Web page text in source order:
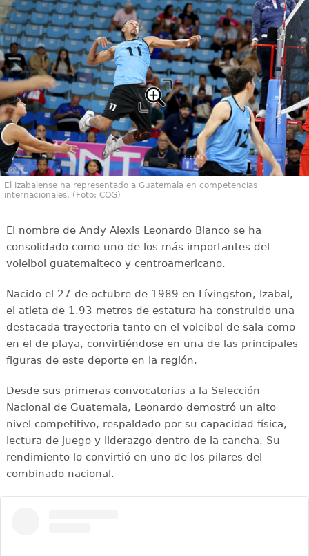
El izabalense ha representado a Guatemala en competencias
internacionales. (Foto: COG)
El nombre de Andy Alexis Leonardo Blanco se ha
consolidado como uno de los más importantes del
voleibol guatemalteco y centroamericano.
Nacido el 27 de octubre de 1989 en Lívingston, Izabal,
el atleta de 1.93 metros de estatura ha construido una
destacada trayectoria tanto en el voleibol de sala como
en el de playa, convirtiéndose en una de las principales
figuras de este deporte en la región.
Desde sus primeras convocatorias a la Selección
Nacional de Guatemala, Leonardo demostró un alto
nivel competitivo, respaldado por su capacidad física,
lectura de juego y liderazgo dentro de la cancha. Su
rendimiento lo convirtió en uno de los pilares del
combinado nacional.